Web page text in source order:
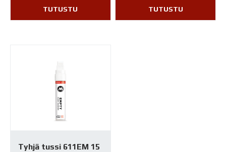
TUTUSTU TUTUSTU
Tyhjä tussi 611EM 15